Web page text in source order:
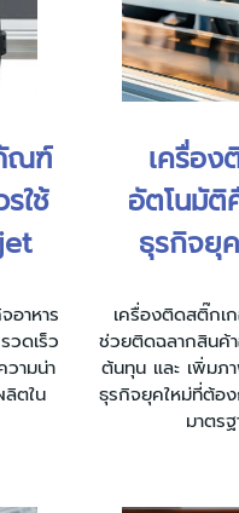
ณฑ์
ใช้
าหาร
วดเร็ว
ามน่า
ตใน
เครื่อง
อัตโนมัติ
ธุรกิจยุ
เครื่องติดสติ๊ก
ช่วยติดฉลากสินค้
ต้นทุน และ เพิ่มภ
ธุรกิจยุคใหม่ที่ต้อ
มาตร